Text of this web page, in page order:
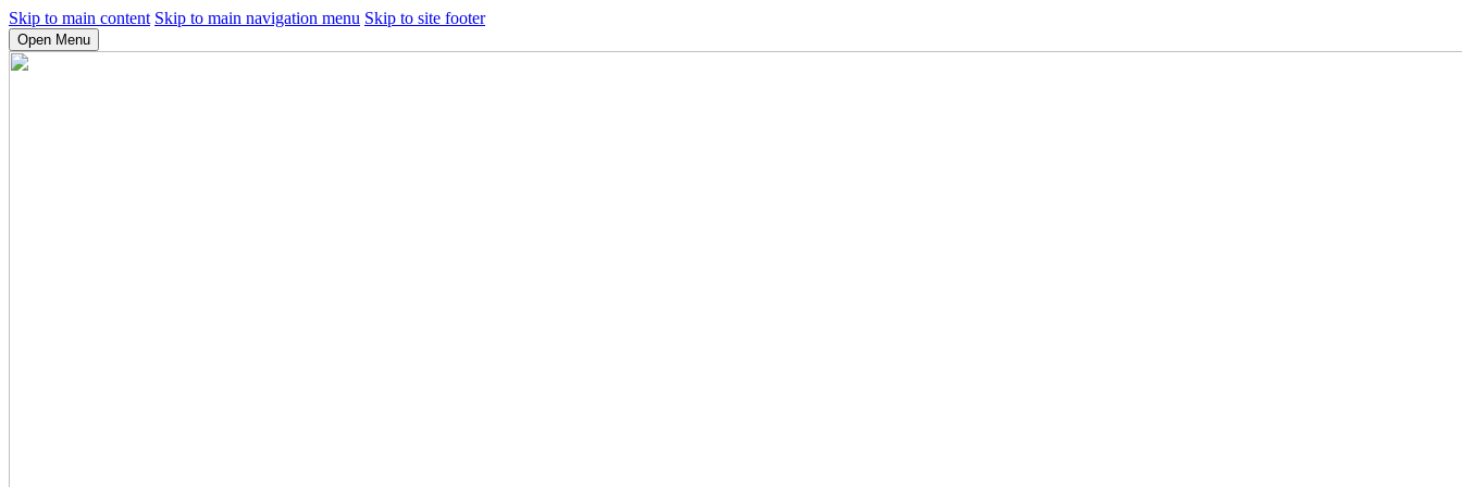
Skip to main content Skip to main navigation menu Skip to site footer
Open Menu